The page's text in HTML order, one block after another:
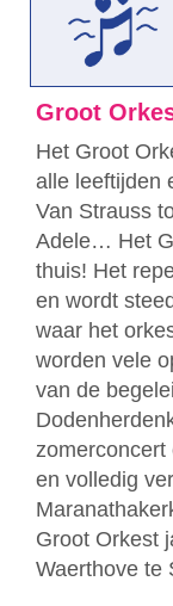
Groot
Het Groot
alle leeftijden
Van Strauss
Adele… Het
thuis! Het
en wordt
waar het
worden vele
van de
zomerconcert
en volledig
Groot Orkest
Waerthove te